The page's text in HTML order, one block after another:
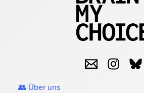
👥 Über uns